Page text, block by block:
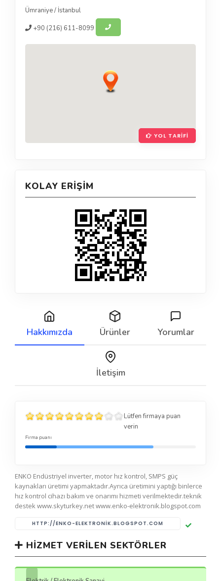
Ümraniye/ İstanbul
+90 (216) 611-8099
YOL TARIFI
KOLAY ERIŞIM
Hakkımızda Ürünler Yorumlar
İletişim
Lütfen firmaya puan
verin
Firma puanı
ENKO Endüstriyel inverter, motor hız kontrol, SMPS güç
kaynakları üretimi yapmaktadır.Ayrıca üretimini yaptığı binlerce
hız kontrol cihazı bakım ve onarımı hizmeti verilmektedir.teknik
destek www.skyturkey.net www.enko-elektronik.blogspot.com
HTTP://ENKO-ELEKTRONIK.BLOGSPOT.COM
HIZMET VERILEN SEKTÖRLER